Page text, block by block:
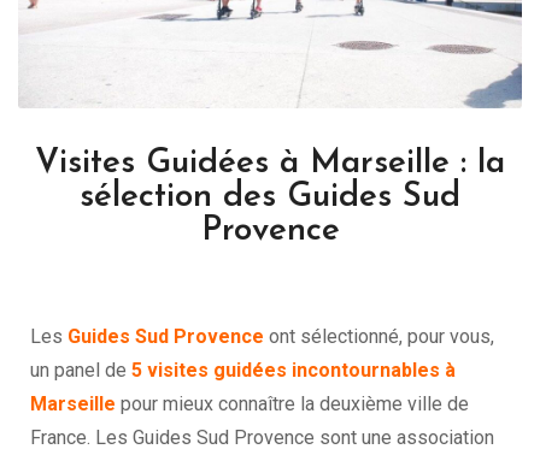
Visites Guidées à Marseille : la
sélection des Guides Sud
Provence
Les Guides Sud Provence ont sélectionné, pour vous,
un panel de 5 visites guidées incontournables à
Marseille pour mieux connaître la deuxième ville de
France. Les Guides Sud Provence sont une association